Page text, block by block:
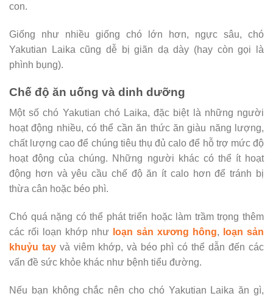
con.
Giống như nhiều giống chó lớn hơn, ngực sâu, chó
Yakutian Laika cũng dễ bị giãn dạ dày (hay còn gọi là
phình bụng).
Chế độ ăn uống và dinh dưỡng
Một số chó Yakutian chó Laika, đặc biệt là những người
hoạt động nhiều, có thể cần ăn thức ăn giàu năng lượng,
chất lượng cao để chúng tiêu thụ đủ calo để hỗ trợ mức độ
hoạt động của chúng. Những người khác có thể ít hoạt
động hơn và yêu cầu chế độ ăn ít calo hơn để tránh bị
thừa cân hoặc béo phì.
Chó quá nặng có thể phát triển hoặc làm trầm trọng thêm
các rối loạn khớp như loạn sản xương hông,
loạn sản
khuỷu tayvà viêm khớp, và béo phì có thể dẫn đến các
vấn đề sức khỏe khác như bệnh tiểu đường.
Nếu bạn không chắc nên cho chó Yakutian Laika ăn gì,